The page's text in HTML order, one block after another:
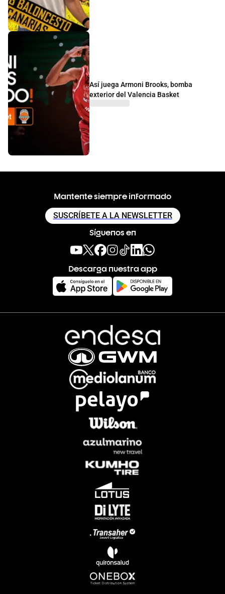
Así juega Armoni Brooks, bomba
exterior del Valencia Basket
Mantente siempre informado
SUSCRÍBETE A LA NEWSLETTER
Síguenos en
Descarga nuestra app